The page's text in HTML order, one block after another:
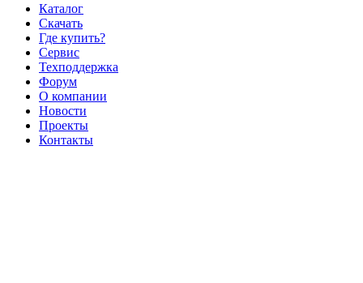
Каталог
Скачать
Где купить?
Сервис
Техподдержка
Форум
О компании
Новости
Проекты
Контакты